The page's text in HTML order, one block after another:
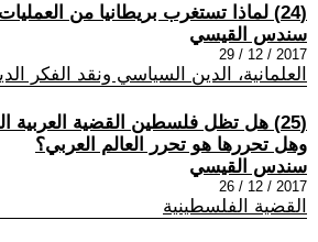
(24) لماذا تستغرب بريطانيا من العمليات الإنتحارية؟
سندس القيسي
2017 / 12 / 29
العلمانية، الدين السياسي ونقد الفكر
(25) هل تظل فلسطين القضية العربية
وهل تحررها هو تحرر العالم العربي؟
سندس القيسي
2017 / 12 / 26
القضية الفلسطينية